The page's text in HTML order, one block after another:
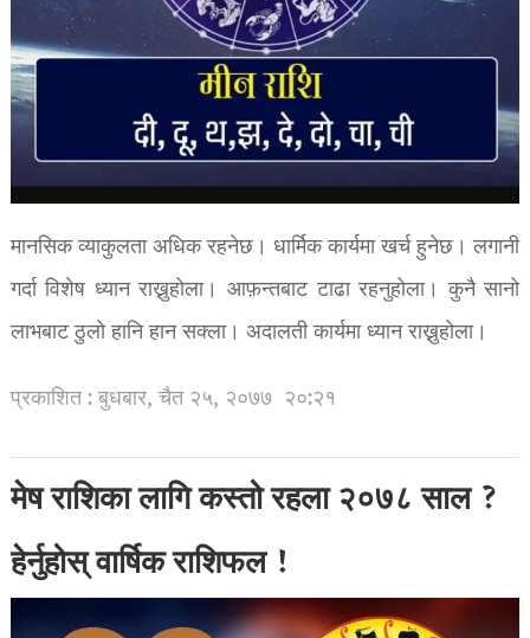
मानसिक व्याकुलता अधिक रहनेछ। धार्मिक कार्यमा खर्च हुनेछ। लगानी
गर्दा विशेष ध्यान राख्नुहोला। आफ़न्तबाट टाढा रहनुहोला। कुनै सानो
लाभबाट ठुलो हानि हान सक्ला। अदालती कार्यमा ध्यान राख्नुहोला।
प्रकाशित : बुधबार, चैत २५, २०७७ २०:२१
मेष राशिका लागि कस्तो रहला २०७८ साल ?
हेर्नुहोस् वार्षिक राशिफल !